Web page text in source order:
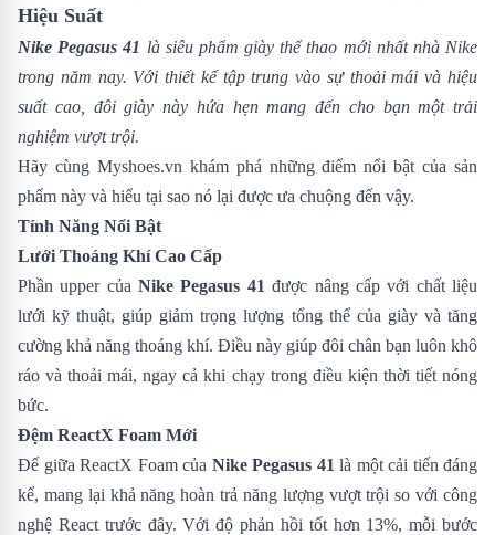
Hiệu Suất
Nike Pegasus 41 là siêu phẩm giày thể thao mới nhất nhà Nike
trong năm nay. Với thiết kế tập trung vào sự thoải mái và hiệu
suất cao, đôi giày này hứa hẹn mang đến cho bạn một trải
nghiệm vượt trội.
Hãy cùng Myshoes.vn khám phá những điểm nổi bật của sản
phẩm này và hiểu tại sao nó lại được ưa chuộng đến vậy.
Tính Năng Nổi Bật
Lưới Thoáng Khí Cao Cấp
Phần upper củaNike Pegasus 41 được nâng cấp với chất liệu
lưới kỹ thuật, giúp giảm trọng lượng tổng thể của giày và tăng
cường khả năng thoáng khí. Điều này giúp đôi chân bạn luôn khô
ráo và thoải mái, ngay cả khi chạy trong điều kiện thời tiết nóng
bức.
Đệm ReactX Foam Mới
Đế giữa ReactX Foam của Nike Pegasus 41 là một cải tiến đáng
kể, mang lại khả năng hoàn trả năng lượng vượt trội so với công
nghệ React trước đây. Với độ phản hồi tốt hơn 13%, mỗi bước